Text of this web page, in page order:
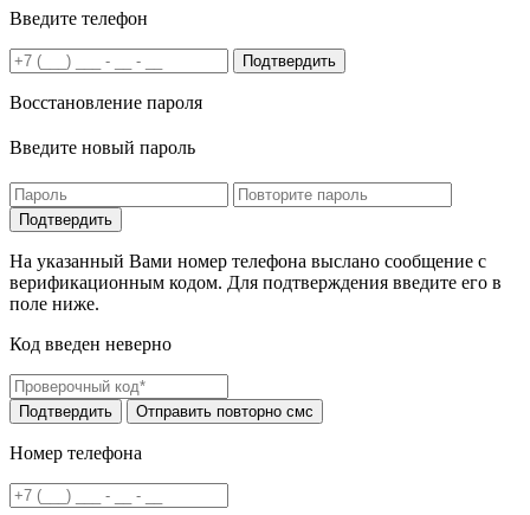
Введите телефон
Подтвердить
Восстановление пароля
Введите новый пароль
На указанный Вами номер телефона выслано сообщение с
верификационным кодом. Для подтверждения введите его в
поле ниже.
Код введен неверно
Номер телефона